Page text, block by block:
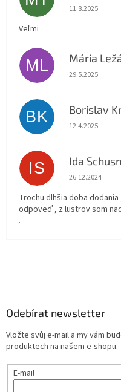
Hodnocení
11.8.2025
Veľmi
ML Mária
Hodnocení
29.5.2025
BK Borislav
Hodnocení
12.4.2025
IS Ida
Hodnocení
26.12.2024
Trochu dlhšia doba
odpoveď , z lustrov som
.
Odebírat newsletter
Vložte svůj e-mail a my vám
produktech na našem e-shopu.
E-mail